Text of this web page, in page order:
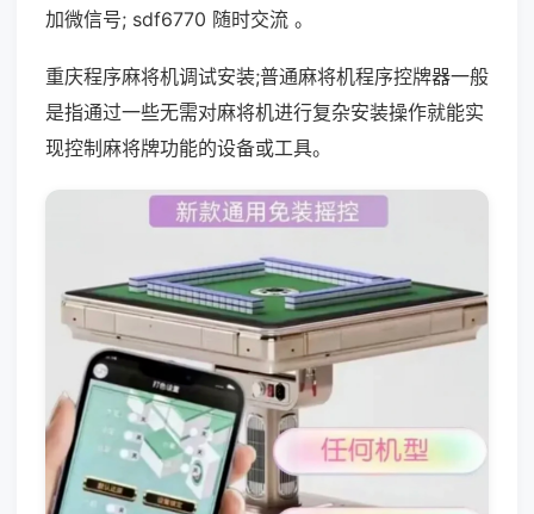
加微信号; sdf6770 随时交流 。
重庆程序麻将机调试安装;普通麻将机程序控牌器一般
是指通过一些无需对麻将机进行复杂安装操作就能实
现控制麻将牌功能的设备或工具。